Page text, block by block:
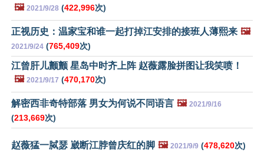
🖼️ 2021/9/28 (422,996次)
正视历史：温家宝和谁一起打掉江安排的接班人薄熙来 🖼️
2021/9/24 (765,409次)
江曾肝儿颤颤 星岛中时齐上阵 赵薇露脸拼图让我笑喷！
🖼️ 2021/9/17 (470,170次)
解密西非奇特部落 男女为何说不同语言 🖼️ 2021/9/16
(213,669次)
赵薇猛一脦瑟 崴断江脖曾庆红的脚 🖼️ 2021/9/9 (478,620次)